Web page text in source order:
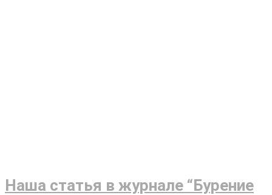
Наша статья в журнале “Бурение